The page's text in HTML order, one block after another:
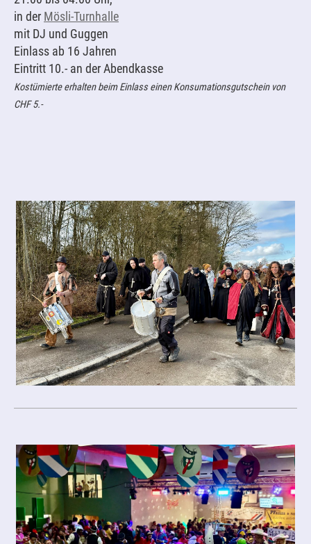
in der Mösli-Turnhalle
mit DJ und Guggen
Einlass ab 16 Jahren
Eintritt 10.- an der Abendkasse
Kostümierte erhalten beim Einlass einen Konsumationsgutschein von
CHF 5.-